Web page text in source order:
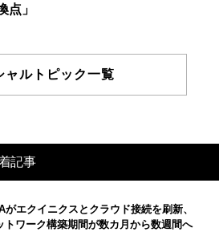
点」
ャルトピック一覧
記事
がエクイニクスとクラウド接続を刷新、
トワーク構築期間が数カ月から数週間へ